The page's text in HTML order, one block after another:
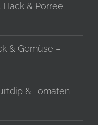
& Porree –
& Gemüse –
& Tomaten –